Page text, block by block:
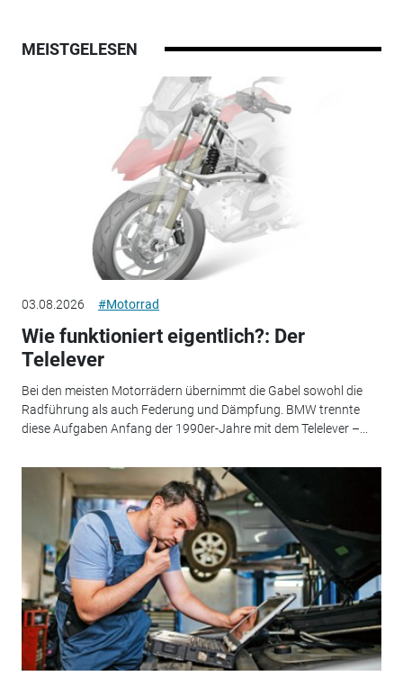
MEISTGELESEN
03.08.2026 #Motorrad
Wie funktioniert eigentlich?: Der
Telelever
Bei den meisten Motorrädern übernimmt die Gabel sowohl die
Radführung als auch Federung und Dämpfung. BMW trennte
diese Aufgaben Anfang der 1990er-Jahre mit dem Telelever –...